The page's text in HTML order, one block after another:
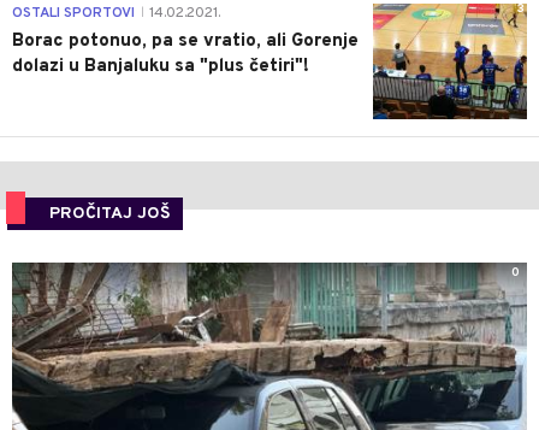
3
OSTALI SPORTOVI 14.02.2021.
Borac potonuo, pa se vratio, ali Gorenje
dolazi u Banjaluku sa "plus četiri"!
PROČITAJ JOŠ
0